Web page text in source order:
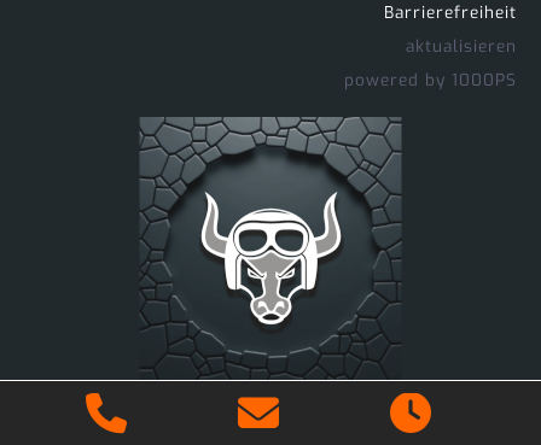
Barrierefreiheit
aktualisieren
powered by 1000PS